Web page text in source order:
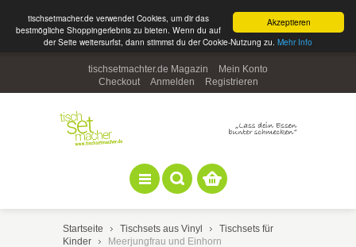
Akzeptieren
tischsetmacher.de verwendet Cookies, um dir das
bestmögliche Shoppingerlebnis zu bieten. Wenn du auf
der Seite weitersurfst, dann stimmst du der Cookie-Nutzung zu. Mehr Info
tischsetmachter.de Magazin
Mein Konto
Checkout
Anmelden Registrieren
Startseite Tischsets aus Vinyl
Tischsets für
Kinder
Meerjungfrau und Einhorn